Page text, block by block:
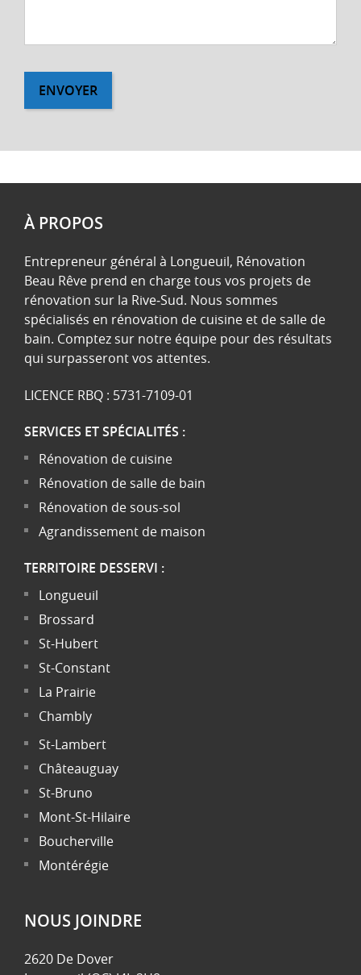
ENVOYER
À PROPOS
Entrepreneur général à Longueuil, Rénovation
Beau Rêve prend en charge tous vos projets de
rénovation sur la Rive‑Sud. Nous sommes
spécialisés en rénovation de cuisine et de salle de
bain. Comptez sur notre équipe pour des résultats
qui surpasseront vos attentes.
LICENCE RBQ : 5731-7109-01
SERVICES ET SPÉCIALITÉS :
Rénovation de cuisine
Rénovation de salle de bain
Rénovation de sous-sol
Agrandissement de maison
TERRITOIRE DESSERVI :
Longueuil
Brossard
St-Hubert
St-Constant
La Prairie
Chambly
St-Lambert
Châteauguay
St-Bruno
Mont-St-Hilaire
Boucherville
Montérégie
NOUS JOINDRE
2620 De Dover